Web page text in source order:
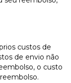
custos de
de envio não
o custo